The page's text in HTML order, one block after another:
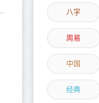
八字
周易
中国
经典